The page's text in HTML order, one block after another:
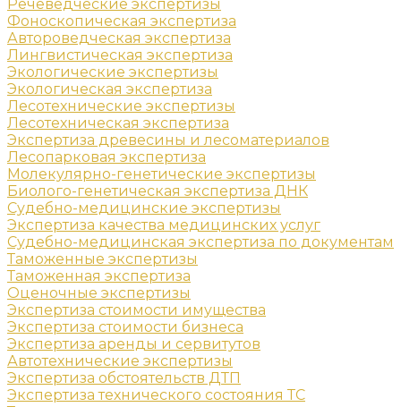
Речеведческие экспертизы
Фоноскопическая экспертиза
Автороведческая экспертиза
Лингвистическая экспертиза
Экологические экспертизы
Экологическая экспертиза
Лесотехнические экспертизы
Лесотехническая экспертиза
Экспертиза древесины и лесоматериалов
Лесопарковая экспертиза
Молекулярно-генетические экспертизы
Биолого-генетическая экспертиза ДНК
Судебно-медицинские экспертизы
Экспертиза качества медицинских услуг
Судебно-медицинская экспертиза по документам
Таможенные экспертизы
Таможенная экспертиза
Оценочные экспертизы
Экспертиза стоимости имущества
Экспертиза стоимости бизнеса
Экспертиза аренды и сервитутов
Автотехнические экспертизы
Экспертиза обстоятельств ДТП
Экспертиза технического состояния ТС